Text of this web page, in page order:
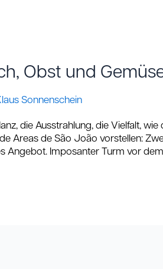
Obst und
Sonnenschein
die Ausstrahlung, die Vielfalt,
Areas de São João vorstellen:
Angebot. Imposanter Turm vor